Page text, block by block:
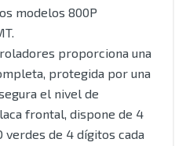
modelos 800P
proporciona una
protegida por una
el nivel de
frontal, dispone de 4
verdes de 4 dígitos cada